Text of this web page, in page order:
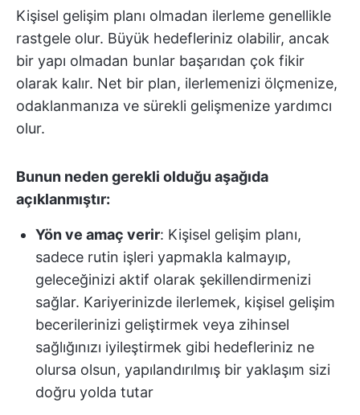
Kişisel gelişim planı olmadan ilerleme genellikle
rastgele olur. Büyük hedefleriniz olabilir, ancak
bir yapı olmadan bunlar başarıdan çok fikir
olarak kalır. Net bir plan, ilerlemenizi ölçmenize,
odaklanmanıza ve sürekli gelişmenize yardımcı
olur.
Bunun neden gerekli olduğu aşağıda
açıklanmıştır:
Yön ve amaç verir: Kişisel gelişim planı,
sadece rutin işleri yapmakla kalmayıp,
geleceğinizi aktif olarak şekillendirmenizi
sağlar. Kariyerinizde ilerlemek, kişisel gelişim
becerilerinizi geliştirmek veya zihinsel
sağlığınızı iyileştirmek gibi hedefleriniz ne
olursa olsun, yapılandırılmış bir yaklaşım sizi
doğru yolda tutar